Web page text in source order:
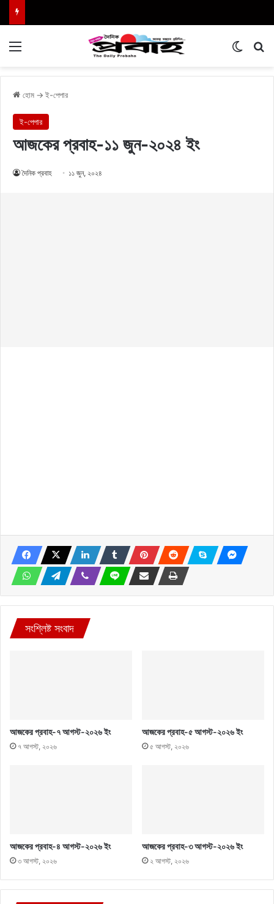
হোম → ই-পেপার
ই-পেপার
আজকের প্রবাহ-১১ জুন-২০২৪ ইং
দৈনিক প্রবাহ ১১ জুন, ২০২৪
সংশ্লিষ্ট সংবাদ
আজকের প্রবাহ-৭ আগস্ট-২০২৬ ইং
৭ আগস্ট, ২০২৬
আজকের প্রবাহ-৫ আগস্ট-২০২৬ ইং
৫ আগস্ট, ২০২৬
আজকের প্রবাহ-৪ আগস্ট-২০২৬ ইং
৩ আগস্ট, ২০২৬
আজকের প্রবাহ-৩ আগস্ট-২০২৬ ইং
২ আগস্ট, ২০২৬